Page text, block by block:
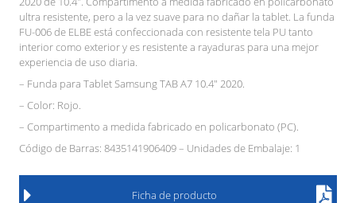
ultra resistente, pero a la vez suave para no dañar la tablet. La funda
FU-006 de ELBE está confeccionada con resistente tela PU tanto
interior como exterior y es resistente a rayaduras para una mejor
experiencia de uso diaria.
– Funda para Tablet Samsung TAB A7 10.4″ 2020.
– Color: Rojo.
– Compartimento a medida fabricado en policarbonato (PC).
Código de Barras: 8435141906409 – Unidades de Embalaje: 1
Ficha de producto